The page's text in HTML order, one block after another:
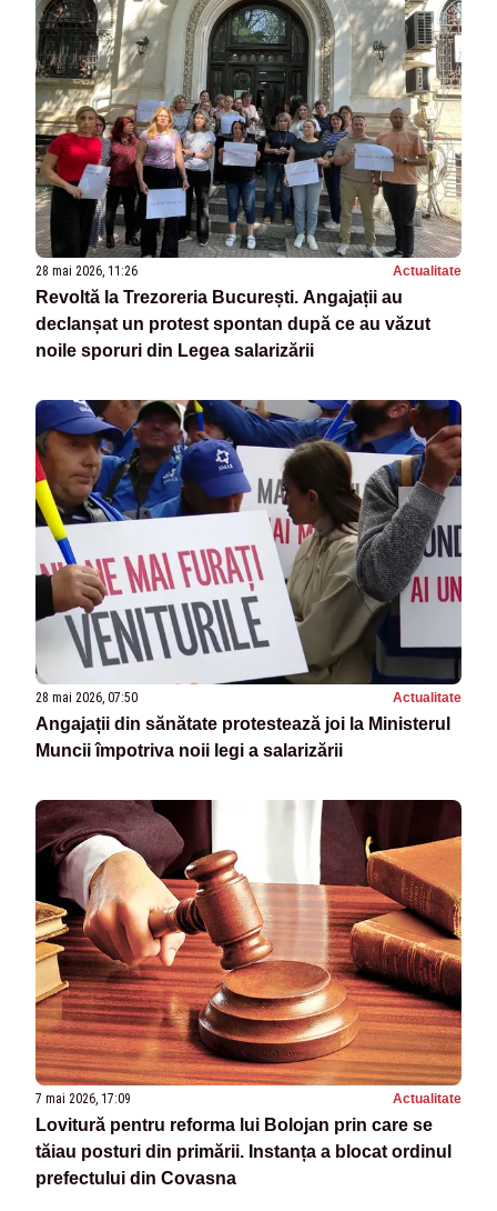
28 mai 2026, 11:26 Actualitate
Revoltă la Trezoreria București. Angajații au
declanșat un protest spontan după ce au văzut
noile sporuri din Legea salarizării
28 mai 2026, 07:50 Actualitate
Angajații din sănătate protestează joi la Ministerul
Muncii împotriva noii legi a salarizării
7 mai 2026, 17:09 Actualitate
Lovitură pentru reforma lui Bolojan prin care se
tăiau posturi din primării. Instanța a blocat ordinul
prefectului din Covasna